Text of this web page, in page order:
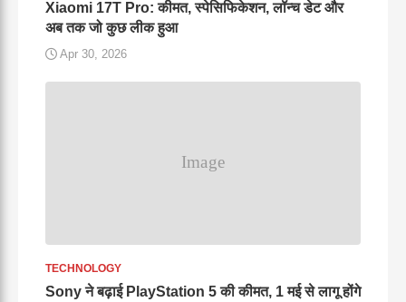
Xiaomi 17T Pro: कीमत, स्पेसिफिकेशन, लॉन्च डेट और
अब तक जो कुछ लीक हुआ
Apr 30, 2026
TECHNOLOGY
Sony ने बढ़ाई PlayStation 5 की कीमत, 1 मई से लागू होंगे